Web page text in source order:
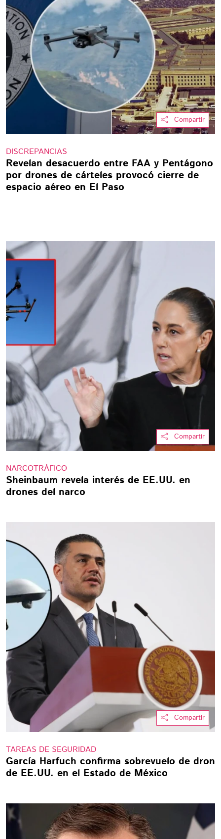
Compartir
DISCREPANCIAS
Revelan desacuerdo entre FAA y Pentágono
por drones de cárteles provocó cierre de
espacio aéreo en El Paso
Compartir
NARCOTRÁFICO
Sheinbaum revela interés de EE.UU. en
drones del narco
Compartir
TAREAS DE SEGURIDAD
García Harfuch confirma sobrevuelo de dron
de EE.UU. en el Estado de México